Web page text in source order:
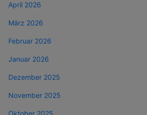
April 2026
März 2026
Februar 2026
Januar 2026
Dezember 2025
November 2025
Oktober 2025